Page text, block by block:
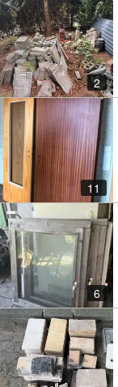
2
11
6